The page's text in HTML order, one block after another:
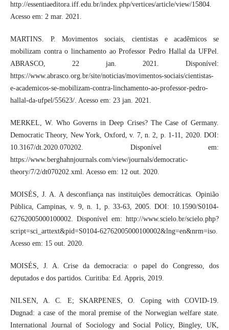
http://essentiaeditora.iff.edu.br/index.php/vertices/article/view/15804.
Acesso em: 2 mar. 2021.
MARTINS. P. Movimentos sociais, cientistas e acadêmicos se
mobilizam contra o linchamento ao Professor Pedro Hallal da UFPel.
ABRASCO, 22 jan. 2021. Disponível:
https://www.abrasco.org.br/site/noticias/movimentos-sociais/cientistas-
e-academicos-se-mobilizam-contra-linchamento-ao-professor-pedro-
hallal-da-ufpel/55623/. Acesso em: 23 jan. 2021.
MERKEL, W. Who Governs in Deep Crises? The Case of Germany.
Democratic Theory, New York, Oxford, v. 7, n. 2, p. 1-11, 2020. DOI:
10.3167/dt.2020.070202. Disponível em:
https://www.berghahnjournals.com/view/journals/democratic-
theory/7/2/dt070202.xml. Acesso em: 12 out. 2020.
MOISÉS, J. A. A desconfiança nas instituições democráticas. Opinião
Pública, Campinas, v. 9, n. 1, p. 33-63, 2005. DOI: 10.1590/S0104-
62762005000100002. Disponível em: http://www.scielo.br/scielo.php?
script=sci_arttext&pid=S0104-62762005000100002&lng=en&nrm=iso.
Acesso em: 15 out. 2020.
MOISÉS, J. A. Crise da democracia: o papel do Congresso, dos
deputados e dos partidos. Curitiba: Ed. Appris, 2019.
NILSEN, A. C. E; SKARPENES, O. Coping with COVID-19.
Dugnad: a case of the moral premise of the Norwegian welfare state.
International Journal of Sociology and Social Policy, Bingley, UK,